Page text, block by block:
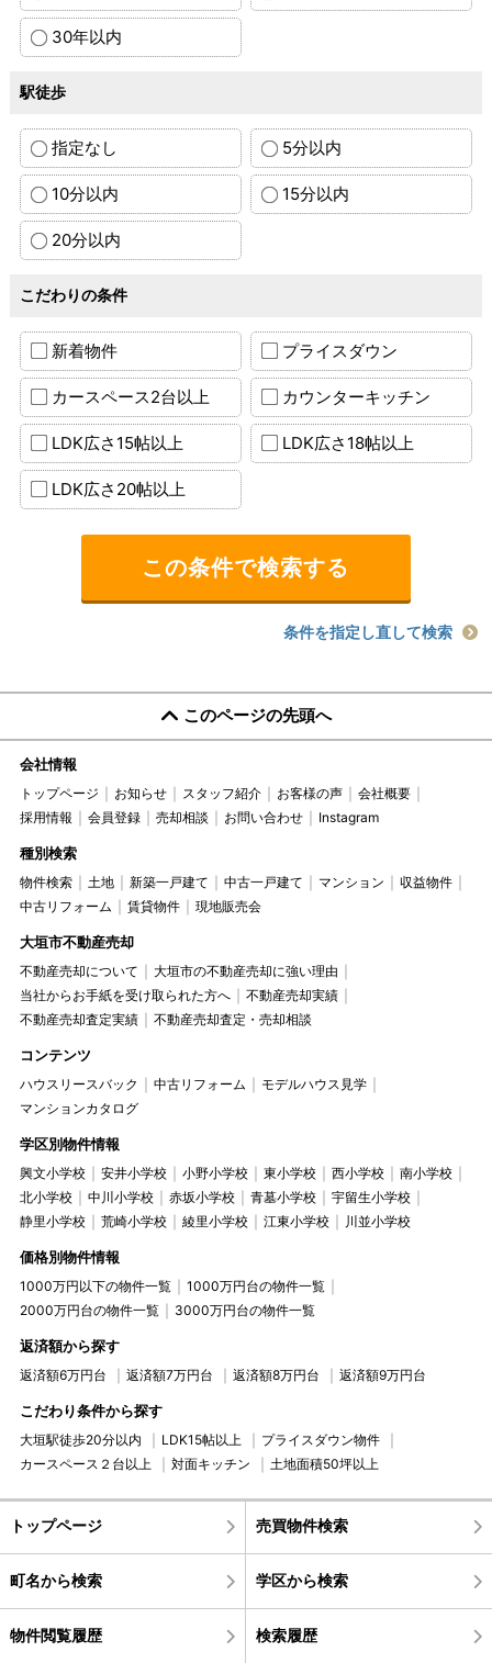
30年以内
駅徒歩
指定なし 5分以内
10分以内 15分以内
20分以内
こだわりの条件
新着物件 プライスダウン
カースペース2台以上 カウンターキッチン
LDK広さ15帖以上 LDK広さ18帖以上
LDK広さ20帖以上
条件を指定し直して検索
このページの先頭へ
会社情報
トップページ お知らせ スタッフ紹介 お客様の声
会社概要
採用情報
会員登録 売却相談 お問い合わせ Instagram
種別検索
物件検索 土地 新築一戸建て 中古一戸建て マンション
収益物件
中古リフォーム
賃貸物件 現地販売会
大垣市不動産売却
不動産売却について
大垣市の不動産売却に強い理由
当社からお手紙を受け取られた方へ
不動産売却実績
不動産売却査定実績
不動産売却査定・売却相談
コンテンツ
ハウスリースバック 中古リフォーム
モデルハウス見学
マンションカタログ
学区別物件情報
興文小学校 安井小学校 小野小学校 東小学校 西小学校
南小学校
北小学校
中川小学校 赤坂小学校 青墓小学校
宇留生小学校
静里小学校
荒崎小学校 綾里小学校 江東小学校 川並小学校
価格別物件情報
1000万円以下の物件一覧
1000万円台の物件一覧
2000万円台の物件一覧
3000万円台の物件一覧
返済額から探す
返済額6万円台 返済額7万円台 返済額8万円台 返済額9万円台
こだわり条件から探す
大垣駅徒歩20分以内 LDK15帖以上
プライスダウン物件
カースペース２台以上
対面キッチン 土地面積50坪以上
トップページ 売買物件検索
町名から検索 学区から検索
物件閲覧履歴 検索履歴